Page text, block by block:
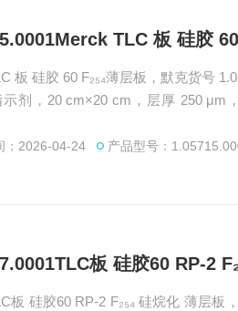
TLC 板 硅胶
板 硅胶 60 F₂₅₄薄层板，默克货号
示剂，20 cm×20 cm，层厚 250
剂、标准品等产品，提供产品选型、
：2026-04-24 产品型号：
板 硅胶60 RP-2
板 硅胶60 RP-2 F₂₅₄ 硅烷化 薄层板